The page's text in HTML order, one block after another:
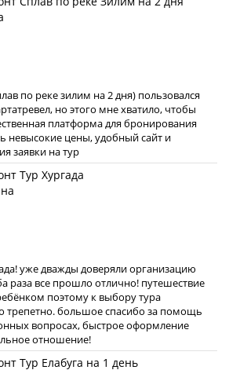
по реке зилим на 2 дня) пользовался
но этого мне хватило, чтобы
платформа для бронирования
невысокие цены, удобный сайт и
заявки на тур
уже дважды доверяли организацию
раза все прошло отлично! путешествие
поэтому к выбору тура
трепетно. большое спасибо за помощь
вопросах, быстрое оформление
отношение!